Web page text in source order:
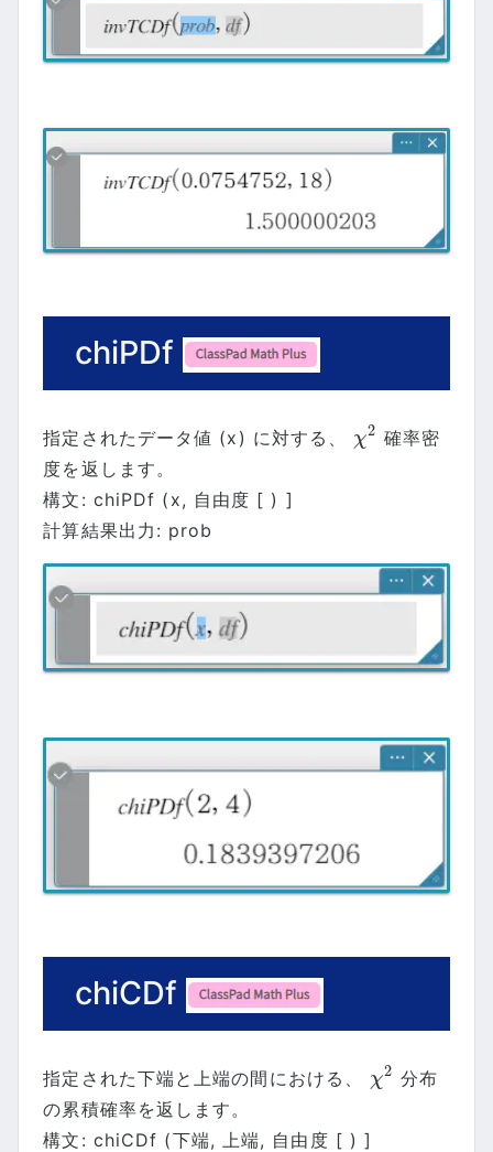
chiPDf
指定されたデータ値 (x) に対する、 χ2
χ2 確率密
度を返します。
構文: chiPDf (x, 自由度 [ ) ]
計算結果出力: prob
chiCDf
指定された下端と上端の間における、 χ2
χ2 分布
の累積確率を返します。
構文: chiCDf (下端, 上端, 自由度 [ ) ]